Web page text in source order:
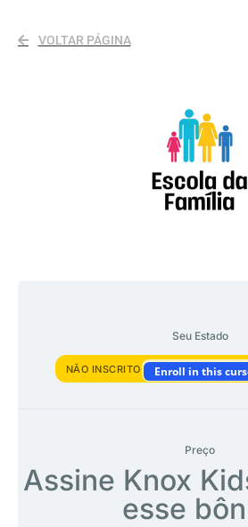
VOLTAR PÁGINA
Seu Estado
NÃO INSCRITO Enroll in this
Preço
Assine Knox
esse